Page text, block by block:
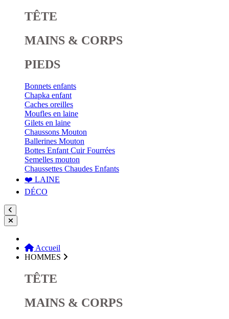
TÊTE
MAINS & CORPS
PIEDS
Bonnets enfants
Chapka enfant
Caches oreilles
Moufles en laine
Gilets en laine
Chaussons Mouton
Ballerines Mouton
Bottes Enfant Cuir Fourrées
Semelles mouton
Chaussettes Chaudes Enfants
❤️ LAINE
DÉCO
Accueil
HOMMES
TÊTE
MAINS & CORPS